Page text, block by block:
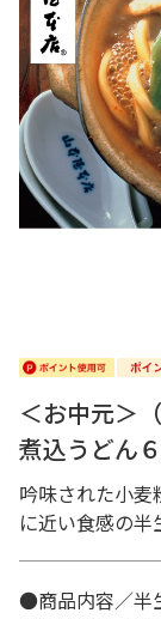
＜お中元＞
煮込うどん
吟味された小
に近い食感の半
●商品内容／半